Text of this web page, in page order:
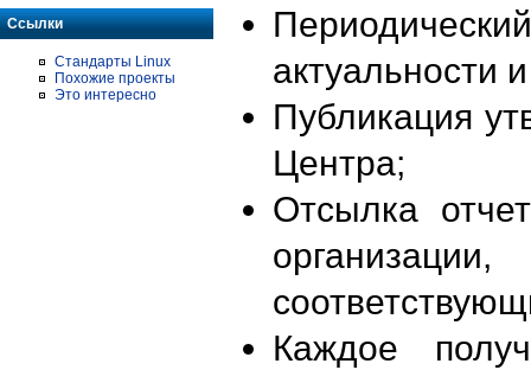
Ссылки
Стандарты Linux
Похожие проекты
Это интересно
актуальности
Публикация
Центра;
Отсылка
Каждое